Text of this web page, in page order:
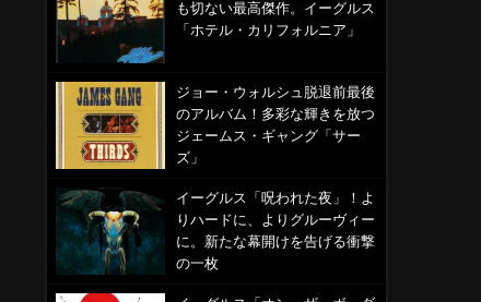
も切ない最高傑作。イーグルス
「ホテル・カリフォルニア」
ジョー・ウォルシュ脱退前最後
のアルバム！多彩な輝きを放つ
ジェームス・ギャング「サー
ズ」
イーグルス「呪われた夜」！よ
りハードに、よりグルーヴィー
に。新たな幕開けを告げる衝撃
の一枚